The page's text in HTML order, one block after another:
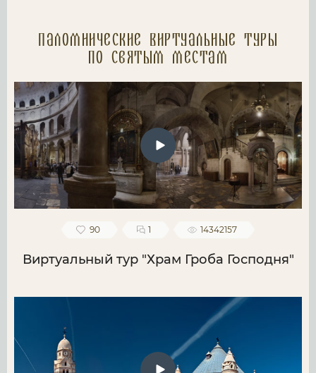
Паломнические Виртуальные туры
по святым местам
90 1 14342157
Виртуальный тур "Храм Гроба Господня"